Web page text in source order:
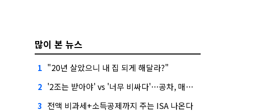
많이 본 뉴스
1 "20년 살았으니 내 집 되게 해달라?"
2 '2조는 받아야' vs '너무 비싸다'…공차, 매각 성공할까
3 전액 비과세+소득공제까지 주는 ISA 나온다